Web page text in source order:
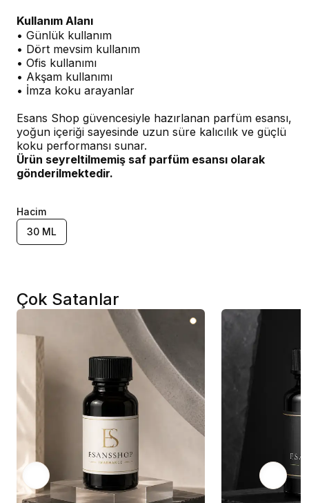
Kullanım Alanı
• Günlük kullanım
• Dört mevsim kullanım
• Ofis kullanımı
• Akşam kullanımı
• İmza koku arayanlar
Esans Shop güvencesiyle hazırlanan parfüm esansı,
yoğun içeriği sayesinde uzun süre kalıcılık ve güçlü
koku performansı sunar.
Ürün seyreltilmemiş saf parfüm esansı olarak
gönderilmektedir.
Hacim
30 ML
Çok Satanlar